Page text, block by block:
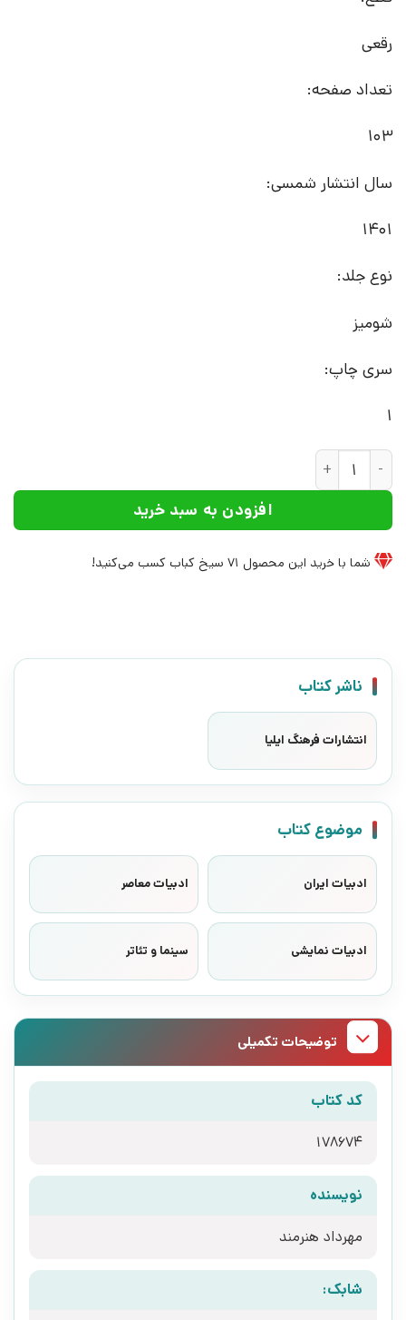
رقعی
تعداد صفحه:
103
سال انتشار شمسی:
1401
نوع جلد:
شومیز
سری چاپ:
1
کتاب گوهر | انتشارات فرهنگ ایلیا عدد
افزودن به سبد خرید
شما با خرید این محصول 71 سیخ کباب کسب می‌کنید!
ناشر کتاب
انتشارات فرهنگ ایلیا
موضوع کتاب
ادبیات ایران ادبیات معاصر
ادبیات نمایشی سینما و تئاتر
توضیحات تکمیلی
کد کتاب
178674
نویسنده
مهرداد هنرمند
شابک: